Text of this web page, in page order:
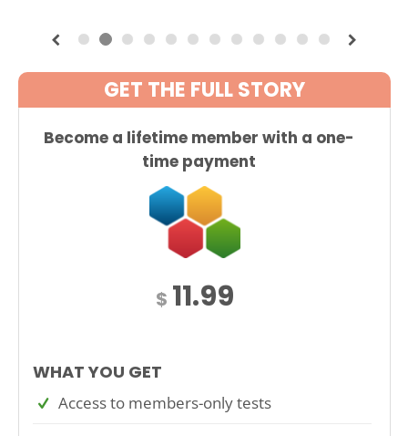
GET THE FULL STORY
Become a lifetime member with a one-
time payment
$ 11.99
WHAT YOU GET
Access to members-only tests